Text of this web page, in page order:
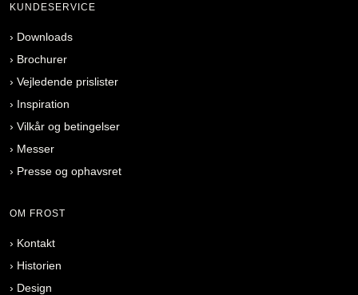
KUNDESERVICE
› Downloads
› Brochurer
› Vejledende prislister
› Inspiration
› Vilkår og betingelser
› Messer
› Presse og ophavsret
OM FROST
› Kontakt
› Historien
› Design